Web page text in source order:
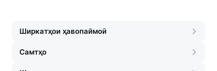
Ширкатҳои ҳавопаймоӣ
Самтҳо